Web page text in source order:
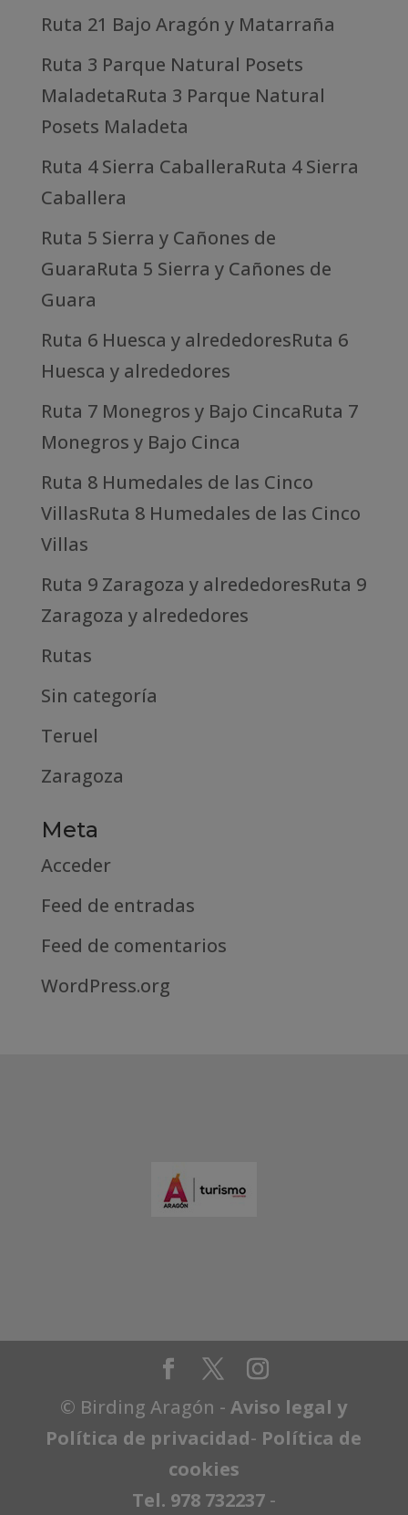
Ruta 21 Bajo Aragón y Matarraña
Ruta 3 Parque Natural Posets
MaladetaRuta 3 Parque Natural
Posets Maladeta
Ruta 4 Sierra CaballeraRuta 4 Sierra
Caballera
Ruta 5 Sierra y Cañones de
GuaraRuta 5 Sierra y Cañones de
Guara
Ruta 6 Huesca y alrededoresRuta 6
Huesca y alrededores
Ruta 7 Monegros y Bajo CincaRuta 7
Monegros y Bajo Cinca
Ruta 8 Humedales de las Cinco
VillasRuta 8 Humedales de las Cinco
Villas
Ruta 9 Zaragoza y alrededoresRuta 9
Zaragoza y alrededores
Rutas
Sin categoría
Teruel
Zaragoza
Meta
Acceder
Feed de entradas
Feed de comentarios
WordPress.org
© Birding Aragón -Aviso legal y
Política de privacidad- Política de
cookies
Tel. 978 732237 -